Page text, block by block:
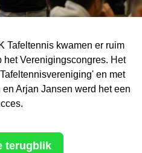
Tafeltennis kwamen er ruim
Verenigingscongres. Het
en met
Arjan Jansen werd het een
terugblik